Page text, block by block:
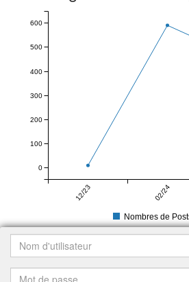
12/23 02/24
0
100
200
300
400
500
600
Nombres de